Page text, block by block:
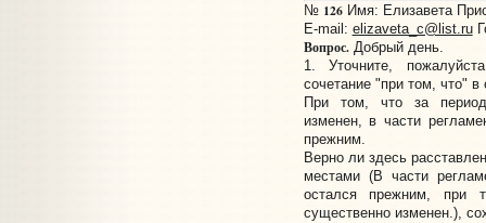
№ 126Имя: Елизавета
E-mail: elizaveta_c@list.ru
Вопрос.Добрый день.
1. Уточните,
сочетание "при том, что"
При том, что за
изменен, в части
прежним.
Верно ли здесь
местами (В части
остался прежним, при
существенно изменен.),